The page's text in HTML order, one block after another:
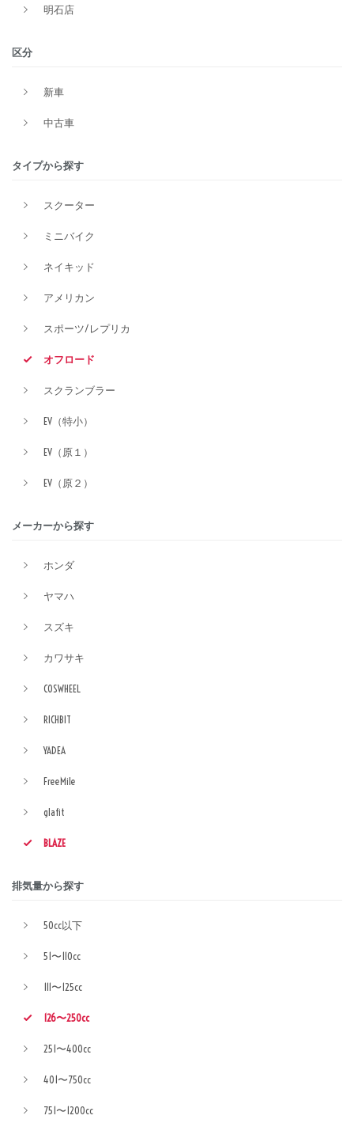
明石店
区分
新車
中古車
タイプから探す
スクーター
ミニバイク
ネイキッド
アメリカン
スポーツ/レプリカ
オフロード
スクランブラー
EV（特小）
EV（原１）
EV（原２）
メーカーから探す
ホンダ
ヤマハ
スズキ
カワサキ
COSWHEEL
RICHBIT
YADEA
FreeMile
glafit
BLAZE
排気量から探す
50cc以下
51〜110cc
111〜125cc
126〜250cc
251〜400cc
401〜750cc
751〜1200cc
タイプ
価格